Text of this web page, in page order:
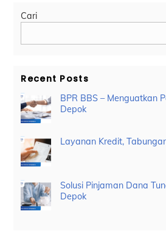
Cari
Recent Posts
BPR BBS – Menguatkan
Depok
Layanan Kredit,
Solusi Pinjaman Dana
Depok